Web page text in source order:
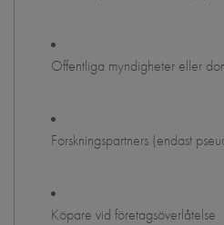
Offentliga myndigheter eller
Forskningspartners (endast
Köpare vid företagsöverlåtelse